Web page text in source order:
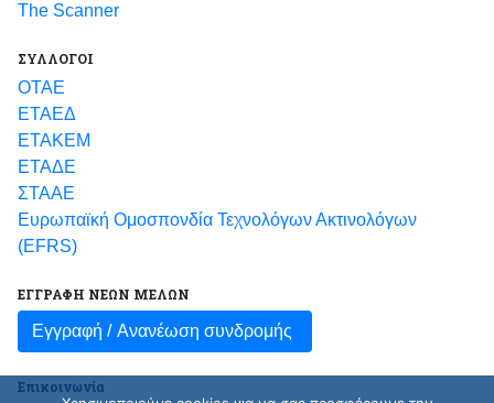
The Scanner
ΣΥΛΛΟΓΟΙ
ΟΤΑΕ
ΕΤΑΕΔ
ΕΤΑΚΕΜ
ΕΤΑΔΕ
ΣΤΑΑΕ
Ευρωπαϊκή Ομοσπονδία Τεχνολόγων Ακτινολόγων
(EFRS)
ΕΓΓΡΑΦΗ ΝΕΩΝ ΜΕΛΩΝ
Εγγραφή / Ανανέωση συνδρομής
Επικοινωνία